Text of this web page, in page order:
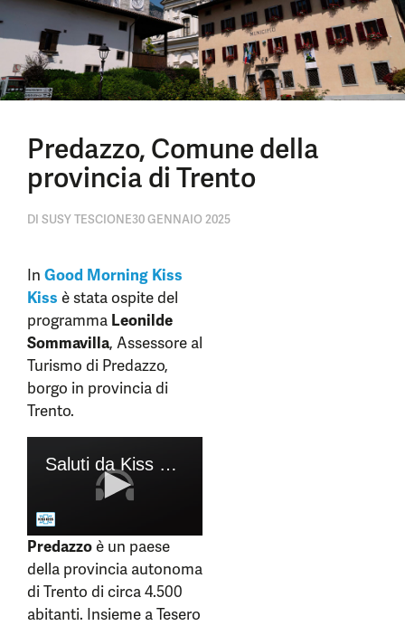
Predazzo, Comune della
provincia di Trento
DI SUSY TESCIONE30 GENNAIO 2025
In Good Morning Kiss
Kiss è stata ospite del
programma Leonilde
Sommavilla, Assessore al
Turismo di Predazzo,
borgo in provincia di
Trento.
Predazzoè un paese
della provincia autonoma
di Trento di circa 4.500
abitanti. Insieme a Tesero